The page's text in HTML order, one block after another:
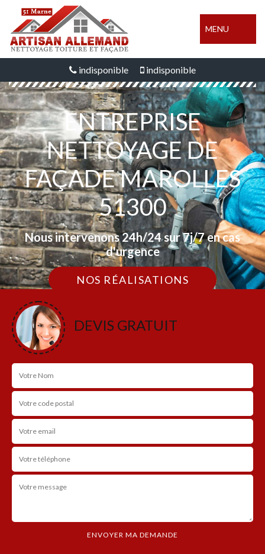
MENU
indisponible indisponible
ENTREPRISE
NETTOYAGE DE
FAÇADE MAROLLES
51300
Nous intervenons 24h/24 sur 7j/7 en cas
d'urgence
NOS RÉALISATIONS
DEVIS GRATUIT